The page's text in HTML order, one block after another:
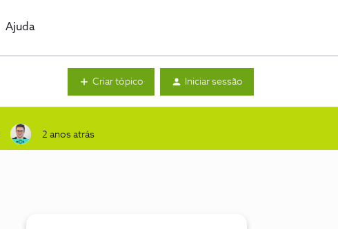
Ajuda
Criar tópico Iniciar sessão
2 anos atrás